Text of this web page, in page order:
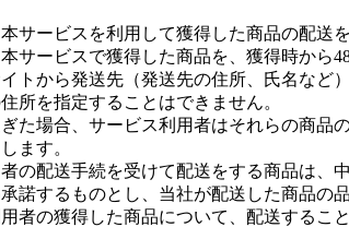
サービスを利用して獲得した商品の配送
サービスで獲得した商品を、獲得時から
トから発送先（発送先の住所、氏名な
所を指定することはできません。
た場合、サービス利用者はそれらの商品
ます。
の配送手続を受けて配送をする商品は、
諾するものとし、当社が配送した商品の
者の獲得した商品について、配送するこ